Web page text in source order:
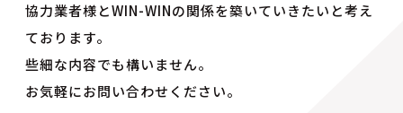
協力業者様とWIN-WINの関係を築いていきたいと考え
ております。
些細な内容でも構いません。
お気軽にお問い合わせください。